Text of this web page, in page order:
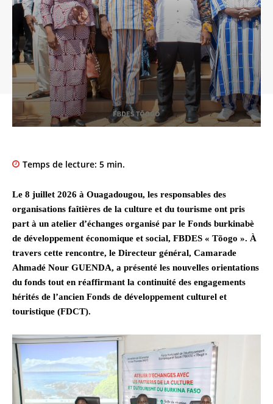
Temps de lecture: 5 min.
Le 8 juillet 2026 à Ouagadougou, les responsables des
organisations faîtières de la culture et du tourisme ont pris
part à un atelier d’échanges organisé par le Fonds burkinabè
de développement économique et social, FBDES « Tõogo ». À
travers cette rencontre, le Directeur général, Camarade
Ahmadé Nour GUENDA, a présenté les nouvelles orientations
du fonds tout en réaffirmant la continuité des engagements
hérités de l’ancien Fonds de développement culturel et
touristique (FDCT).